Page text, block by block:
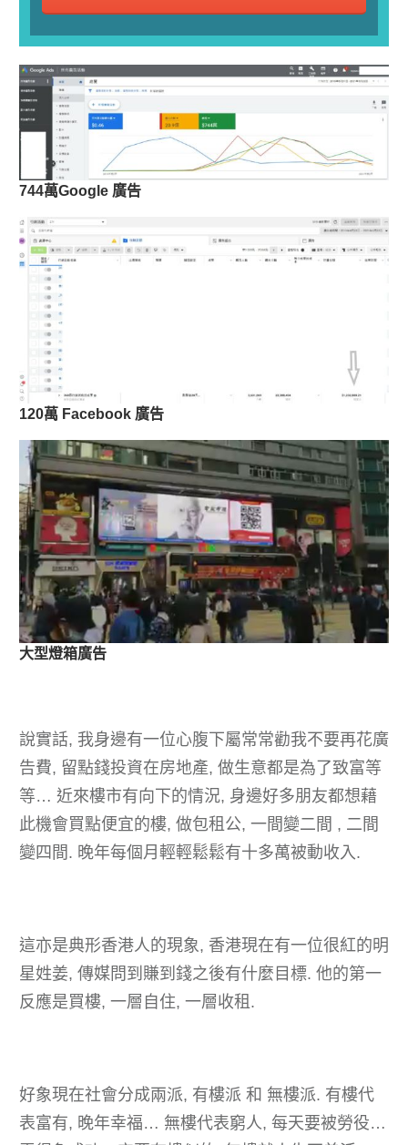
744萬Google 廣告
120萬 Facebook 廣告
大型燈箱廣告
說實話, 我身邊有一位心腹下屬常常勸我不要再花廣
告費, 留點錢投資在房地產, 做生意都是為了致富等
等… 近來樓市有向下的情況, 身邊好多朋友都想藉
此機會買點便宜的樓, 做包租公, 一間變二間 , 二間
變四間. 晚年每個月輕輕鬆鬆有十多萬被動收入.
這亦是典形香港人的現象, 香港現在有一位很紅的明
星姓姜, 傳媒問到賺到錢之後有什麼目標. 他的第一
反應是買樓, 一層自住, 一層收租.
好象現在社會分成兩派, 有樓派 和 無樓派. 有樓代
表富有, 晚年幸福… 無樓代表窮人, 每天要被勞役…